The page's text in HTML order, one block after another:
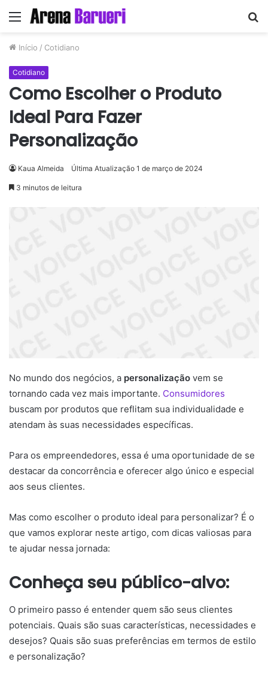
Menu
Início / Cotidiano
Cotidiano
Como Escolher o Produto
Ideal Para Fazer
Personalização
Kaua Almeida Última Atualização 1 de março de 2024
3 minutos de leitura
No mundo dos negócios, a personalização vem se
tornando cada vez mais importante. Consumidores
buscam por produtos que reflitam sua individualidade e
atendam às suas necessidades específicas.
Para os empreendedores, essa é uma oportunidade de se
destacar da concorrência e oferecer algo único e especial
aos seus clientes.
Mas como escolher o produto ideal para personalizar? É o
que vamos explorar neste artigo, com dicas valiosas para
te ajudar nessa jornada:
Conheça seu público-alvo:
O primeiro passo é entender quem são seus clientes
potenciais. Quais são suas características, necessidades e
desejos? Quais são suas preferências em termos de estilo
e personalização?